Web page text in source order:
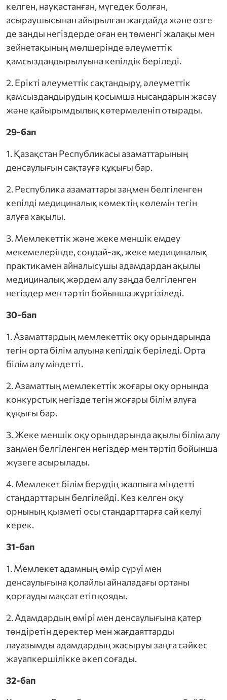
келген, науқастанған, мүгедек болған,
асыраушысынан айырылған жағдайда және өзге
де заңды негіздерде оған ең төменгі жалақы мен
зейнетақының мөлшерінде әлеуметтік
қамсыздандырылуына кепілдік беріледі.
2. Ерікті әлеуметтік сақтандыру, әлеуметтік
қамсыздандырудың қосымша нысандарын жасау
және қайырымдылық көтермеленіп отырады.
29-бап
1. Қазақстан Республикасы азаматтарының
денсаулығын сақтауға құқығы бар.
2. Республика азаматтары заңмен белгіленген
кепілді медициналық көмектің көлемін тегін
алуға хақылы.
3. Мемлекеттік және жеке меншік емдеу
мекемелерінде, сондай-ақ, жеке медициналық
практикамен айналысушы адамдардан ақылы
медициналық жәрдем алу заңда белгіленген
негіздер мен тәртіп бойынша жүргізіледі.
30-бап
1. Азаматтардың мемлекеттік оқу орындарында
тегін орта білім алуына кепілдік беріледі. Орта
білім алу міндетті.
2. Азаматтың мемлекеттік жоғары оқу орнында
конкурстық негізде тегін жоғары білім алуға
құқығы бар.
3. Жеке меншік оқу орындарында ақылы білім алу
заңмен белгіленген негіздер мен тәртіп бойынша
жүзеге асырылады.
4. Мемлекет білім берудің жалпыға міндетті
стандарттарын белгілейді. Кез келген оқу
орнының қызметі осы стандарттарға сай келуі
керек.
31-бап
1. Мемлекет адамның өмір сүруі мен
денсаулығына қолайлы айналадағы ортаны
қорғауды мақсат етіп қояды.
2. Адамдардың өмірі мен денсаулығына қатер
төндіретін деректер мен жағдаяттарды
лауазымды адамдардың жасыруы заңға сәйкес
жауапкершілікке әкеп соғады.
32-бап